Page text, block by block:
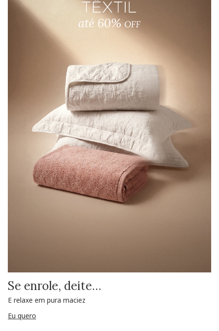
Se enrole, deite…
E relaxe em pura maciez
Eu quero